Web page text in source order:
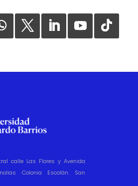
calle Las Flores y Avenida
Colonia Escolán. San